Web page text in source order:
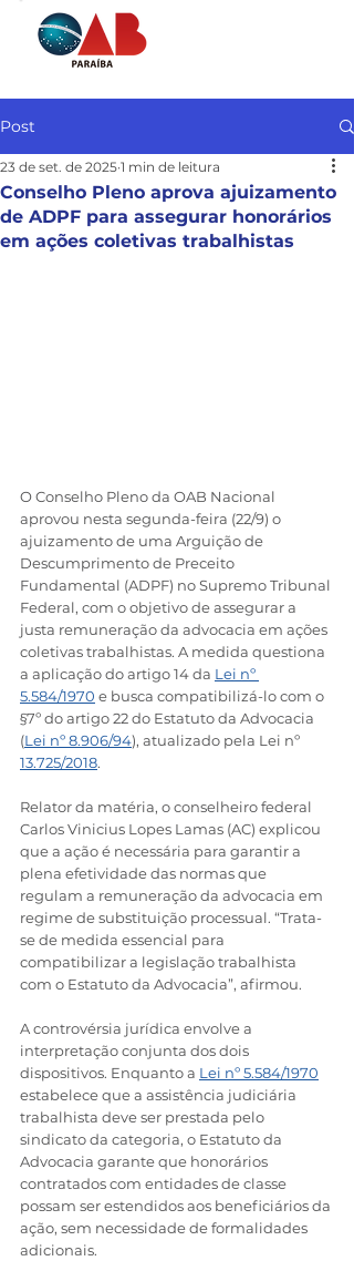
Post
Conselho Pleno aprova ajuizamento
de ADPF para assegurar honorários
em ações coletivas trabalhistas
23 de set. de 2025 1 min de leitura
O Conselho Pleno da OAB Nacional
aprovou nesta segunda-feira (22/9) o
ajuizamento de uma Arguição de
Descumprimento de Preceito
Fundamental (ADPF) no Supremo Tribunal
Federal, com o objetivo de assegurar a
justa remuneração da advocacia em ações
coletivas trabalhistas. A medida questiona
a aplicação do artigo 14 da Lei nº
5.584/1970 e busca compatibilizá-lo com o
§7º do artigo 22 do Estatuto da Advocacia
(Lei nº 8.906/94), atualizado pela Lei nº
13.725/2018.
Relator da matéria, o conselheiro federal
Carlos Vinicius Lopes Lamas (AC) explicou
que a ação é necessária para garantir a
plena efetividade das normas que
regulam a remuneração da advocacia em
regime de substituição processual. “Trata-
se de medida essencial para
compatibilizar a legislação trabalhista
com o Estatuto da Advocacia”, afirmou.
A controvérsia jurídica envolve a
interpretação conjunta dos dois
dispositivos. Enquanto a Lei nº 5.584/1970
estabelece que a assistência judiciária
trabalhista deve ser prestada pelo
sindicato da categoria, o Estatuto da
Advocacia garante que honorários
contratados com entidades de classe
possam ser estendidos aos beneficiários da
ação, sem necessidade de formalidades
adicionais.